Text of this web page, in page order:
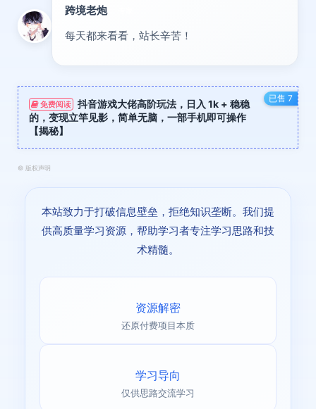
跨境老炮
每天都来看看，站长辛苦！
已售 7
免费阅读
抖音游戏大佬高阶玩法，日入 1k + 稳稳
的，变现立竿见影，简单无脑，一部手机即可操作
【揭秘】
© 版权声明
本站致力于打破信息壁垒，拒绝知识垄断。我们提
供高质量学习资源，帮助学习者专注学习思路和技
术精髓。
资源解密
还原付费项目本质
学习导向
仅供思路交流学习